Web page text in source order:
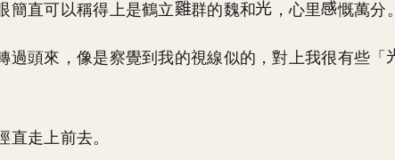
簡直可以稱得上是鶴立 群的魏和 ，心里 慨萬分。
過頭來，像是察覺到我的視線似的，對上我很有些「
直走上前去。